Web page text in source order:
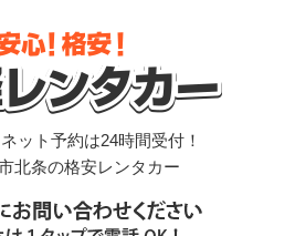
ット予約は24時間受付！
北条の格安レンタカー